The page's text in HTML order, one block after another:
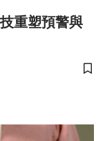
重塑預警與
儲